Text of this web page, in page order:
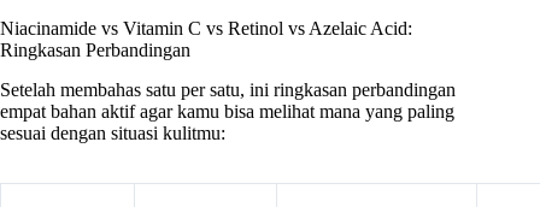
Niacinamide vs Vitamin C vs Retinol vs Azelaic Acid:
Ringkasan Perbandingan
Setelah membahas satu per satu, ini ringkasan perbandingan
empat bahan aktif agar kamu bisa melihat mana yang paling
sesuai dengan situasi kulitmu: